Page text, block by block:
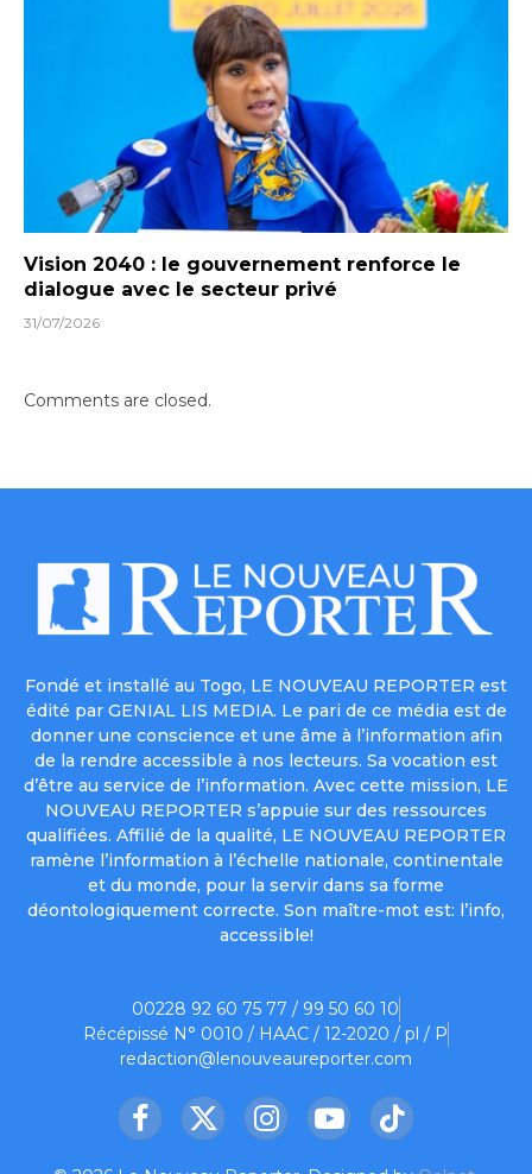
Vision 2040 : le gouvernement renforce le
dialogue avec le secteur privé
31/07/2026
Comments are closed.
Fondé et installé au Togo, LE NOUVEAU REPORTER est
édité par GENIAL LIS MEDIA. Le pari de ce média est de
donner une conscience et une âme à l’information afin
de la rendre accessible à nos lecteurs. Sa vocation est
d’être au service de l’information. Avec cette mission, LE
NOUVEAU REPORTER s’appuie sur des ressources
qualifiées. Affilié de la qualité, LE NOUVEAU REPORTER
ramène l’information à l’échelle nationale, continentale
et du monde, pour la servir dans sa forme
déontologiquement correcte. Son maître-mot est: l’info,
accessible!
00228 92 60 75 77 / 99 50 60 10
Récépissé N° 0010 / HAAC / 12-2020 / pl / P
redaction@lenouveaureporter.com
Facebook
X
InstagramYouTubeTikTok